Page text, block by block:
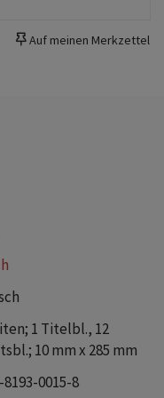
verschiedenen
Auf meinen Merkzettel
1 Titelbl., 12
10 mm x 285 mm
0015-8